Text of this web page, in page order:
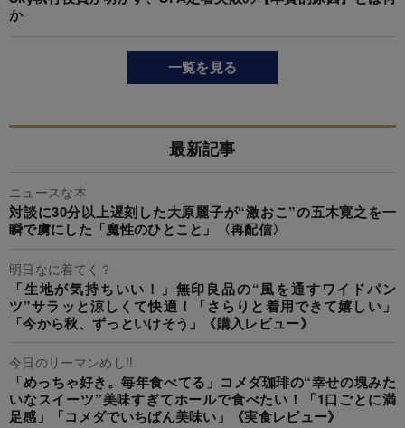
か
一覧を見る
最新記事
ニュースな本
対談に30分以上遅刻した大原麗子が“激おこ”の五木寛之を一
瞬で虜にした「魔性のひとこと」〈再配信〉
明日なに着てく？
「生地が気持ちいい！」無印良品の“風を通すワイドパン
ツ”サラッと涼しくて快適！「さらりと着用できて嬉しい」
「今から秋、ずっといけそう」《購入レビュー》
今日のリーマンめし!!
「めっちゃ好き。毎年食べてる」コメダ珈琲の“幸せの塊みた
いなスイーツ”美味すぎてホールで食べたい！「1口ごとに満
足感」「コメダでいちばん美味い」《実食レビュー》